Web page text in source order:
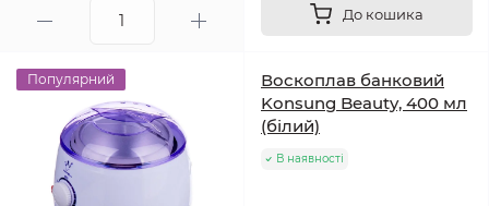
До кошика
Популярний
Воскоплав банковий
Konsung Beauty, 400 мл
(білий)
В наявності